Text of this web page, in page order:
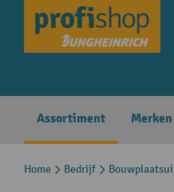
Skip to main navigation
Assortiment Merken
Home Bedrijf